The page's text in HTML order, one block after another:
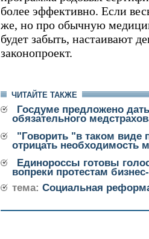
более эффективно. Если
же, но про обычную
будет забыть, настаивают
законопроект.
ЧИТАЙТЕ ТАКЖЕ
Госдуме предложено
обязательного
"Говорить "в таком виде
отрицать необходимость
Единороссы готовы
вопреки протестам
тема: Социальная